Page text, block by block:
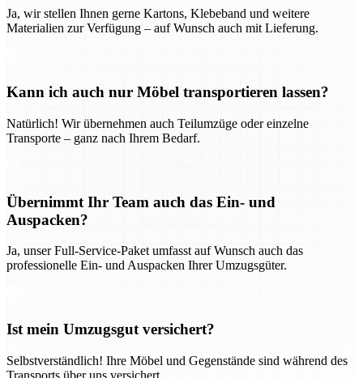
Ja, wir stellen Ihnen gerne Kartons, Klebeband und weitere
Materialien zur Verfügung – auf Wunsch auch mit Lieferung.
Kann ich auch nur Möbel transportieren lassen?
Natürlich! Wir übernehmen auch Teilumzüge oder einzelne
Transporte – ganz nach Ihrem Bedarf.
Übernimmt Ihr Team auch das Ein- und
Auspacken?
Ja, unser Full-Service-Paket umfasst auf Wunsch auch das
professionelle Ein- und Auspacken Ihrer Umzugsgüter.
Ist mein Umzugsgut versichert?
Selbstverständlich! Ihre Möbel und Gegenstände sind während des
Transports über uns versichert.